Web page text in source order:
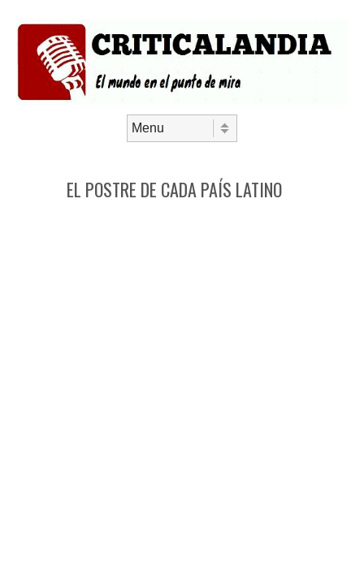
EL POSTRE DE CADA PAÍS LATINO